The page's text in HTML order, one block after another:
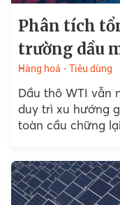
Phân tích
trường dầu
Hàng hoá - Tiêu dùng
Dầu thô WTI vẫn
duy trì xu hướng
toàn cầu chững